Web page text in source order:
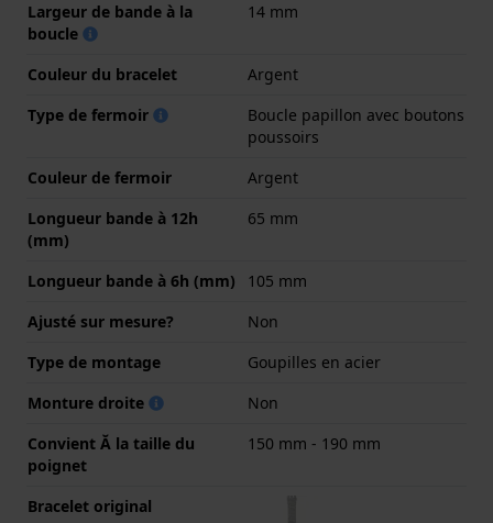
Largeur de bande à la
boucle
14 mm
Couleur du bracelet
Argent
Type de fermoir
Boucle papillon avec boutons
poussoirs
Couleur de fermoir
Argent
Longueur bande à 12h
(mm)
65 mm
Longueur bande à 6h (mm)
105 mm
Ajusté sur mesure?
Non
Type de montage
Goupilles en acier
Monture droite
Non
Convient Ă la taille du
poignet
150 mm - 190 mm
Bracelet original